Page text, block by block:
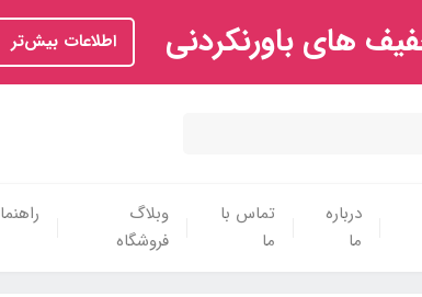
های باورنکردنی اطلاعات بیش‌تر
درباره
ما
تماس با
ما
وبلاگ
فروشگاه
راهنما